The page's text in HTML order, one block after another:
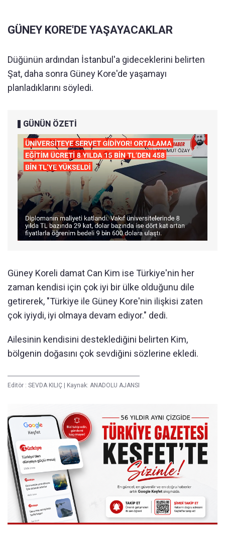
GÜNEY KORE'DE YAŞAYACAKLAR
Düğünün ardından İstanbul'a gideceklerini belirten
Şat, daha sonra Güney Kore'de yaşamayı
planladıklarını söyledi.
GÜNÜN ÖZETİ
Güney Koreli damat Can Kim ise Türkiye'nin her
zaman kendisi için çok iyi bir ülke olduğunu dile
getirerek, "Türkiye ile Güney Kore'nin ilişkisi zaten
çok iyiydi, iyi olmaya devam ediyor." dedi.
Ailesinin kendisini desteklediğini belirten Kim,
bölgenin doğasını çok sevdiğini sözlerine ekledi.
Editör : SEVDA KILIÇ Kaynak: ANADOLU AJANSI